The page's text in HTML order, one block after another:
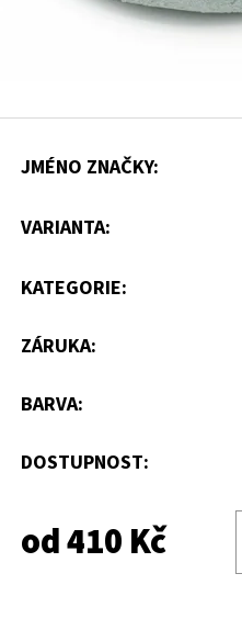
JMÉNO ZNAČKY:
VARIANTA:
KATEGORIE:
ZÁRUKA:
BARVA:
DOSTUPNOST:
od410 Kč